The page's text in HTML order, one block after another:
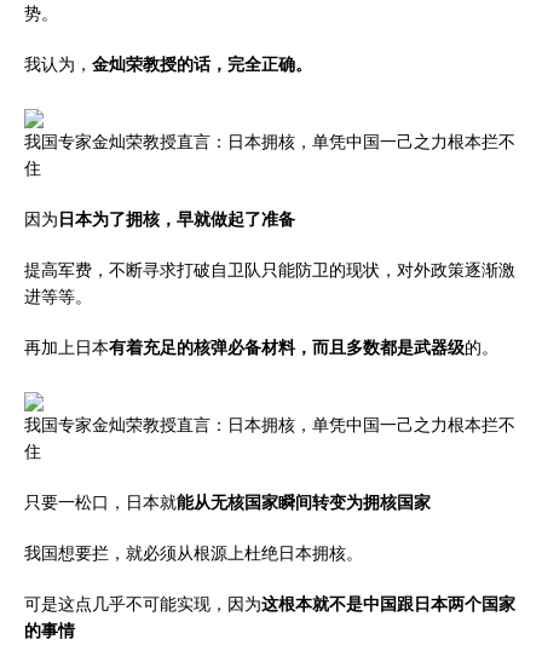
势。
我认为， 金灿荣教授的话，完全正确。
我国专家金灿荣教授直言：日本拥核，单凭中国一己之力根本拦不
住
因为日本为了拥核，早就做起了准备
提高军费，不断寻求打破自卫队只能防卫的现状，对外政策逐渐激
进等等。
再加上日本有着充足的核弹必备材料，而且多数都是武器级的。
我国专家金灿荣教授直言：日本拥核，单凭中国一己之力根本拦不
住
只要一松口，日本就能从无核国家瞬间转变为拥核国家
我国想要拦，就必须从根源上杜绝日本拥核。
可是这点几乎不可能实现，因为这根本就不是中国跟日本两个国家
的事情